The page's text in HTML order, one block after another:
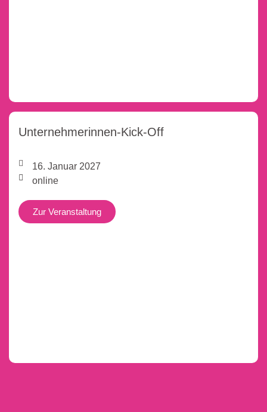
Unternehmerinnen-Kick-Off
16. Januar 2027
online
Zur Veranstaltung